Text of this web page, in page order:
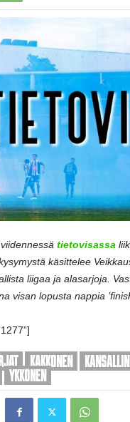
tietovisassa
käsittelee
liigaa ja alasarjoja.
visan lopusta nappia
KAKKONEN
YKKÖNEN